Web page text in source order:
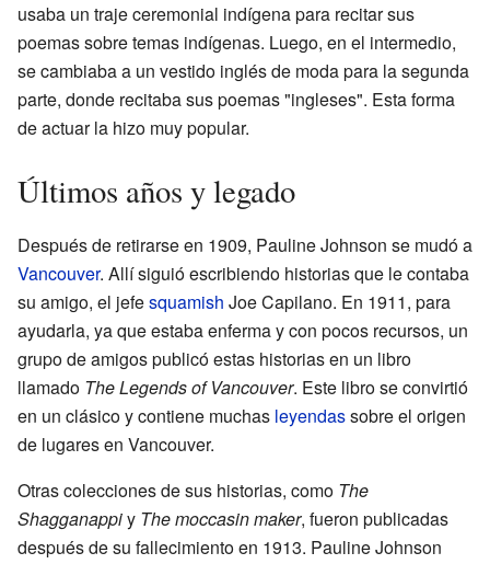
usaba un traje ceremonial indígena para recitar sus
poemas sobre temas indígenas. Luego, en el intermedio,
se cambiaba a un vestido inglés de moda para la segunda
parte, donde recitaba sus poemas "ingleses". Esta forma
de actuar la hizo muy popular.
Últimos años y legado
Después de retirarse en 1909, Pauline Johnson se mudó a
Vancouver. Allí siguió escribiendo historias que le contaba
su amigo, el jefesquamish Joe Capilano. En 1911, para
ayudarla, ya que estaba enferma y con pocos recursos, un
grupo de amigos publicó estas historias en un libro
llamado The Legends of Vancouver. Este libro se convirtió
en un clásico y contiene muchas leyendassobre el origen
de lugares en Vancouver.
Otras colecciones de sus historias, como The
Shagganappiy The moccasin maker, fueron publicadas
después de su fallecimiento en 1913. Pauline Johnson